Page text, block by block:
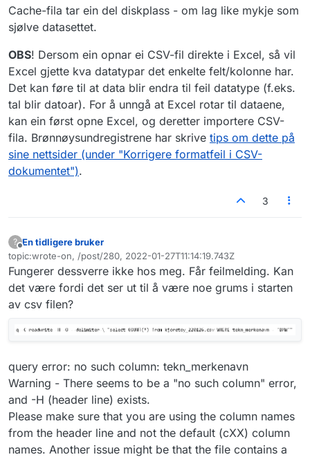
Cache-fila tar ein del diskplass - om lag like mykje som
sjølve datasettet.
OBS! Dersom ein opnar ei CSV-fil direkte i Excel, så vil
Excel gjette kva datatypar det enkelte felt/kolonne har.
Det kan føre til at data blir endra til feil datatype (f.eks.
tal blir datoar). For å unngå at Excel rotar til dataene,
kan ein først opne Excel, og deretter importere CSV-
fila. Brønnøysundregistrene har skrive tips om dette på
sine nettsider (under "Korrigere formatfeil i CSV-
dokumentet").
3
?
Frakoblet
En tidligere bruker
topic:wrote-on, /post/280, 2022-01-27T11:14:19.743Z
Sist endret av
Fungerer dessverre ikke hos meg. Får feilmelding. Kan
det være fordi det ser ut til å være noe grums i starten
av csv filen?
query error: no such column: tekn_merkenavn
Warning - There seems to be a "no such column" error,
and -H (header line) exists.
Please make sure that you are using the column names
from the header line and not the default (cXX) column
names. Another issue might be that the file contains a